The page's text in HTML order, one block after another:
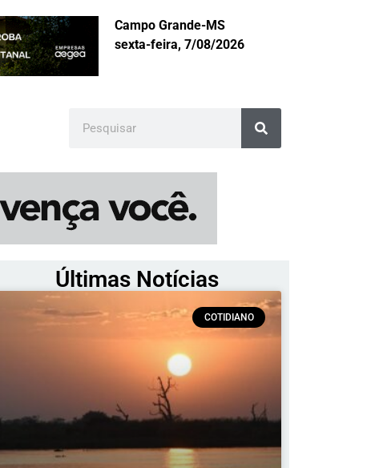
Campo Grande-MS
sexta-feira, 7/08/2026
Últimas Notícias
COTIDIANO